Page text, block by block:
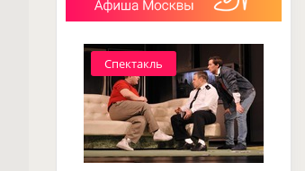
Спектакль